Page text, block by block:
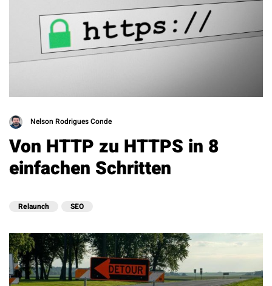
Nelson Rodrigues Conde
Von HTTP zu HTTPS in 8
einfachen Schritten
Relaunch SEO